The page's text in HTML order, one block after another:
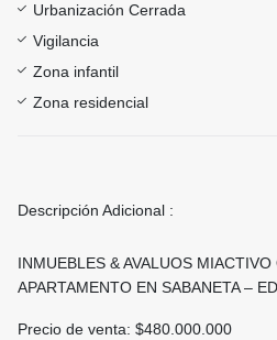
Urbanización Cerrada
Vigilancia
Zona infantil
Zona residencial
Descripción Adicional :
INMUEBLES & AVALUOS
APARTAMENTO EN SABANETA –
Precio de venta: $480.000.000